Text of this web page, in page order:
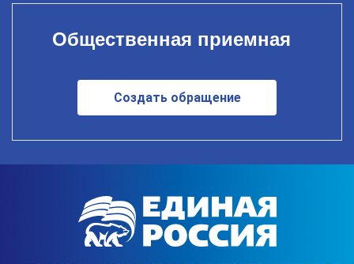
Общественная приемная
Создать обращение